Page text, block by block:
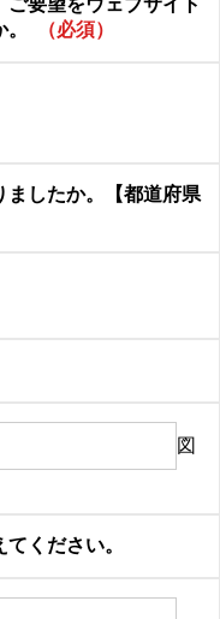
要望をウェブサイト
（必須）
ましたか。【都道府県
図
ください。